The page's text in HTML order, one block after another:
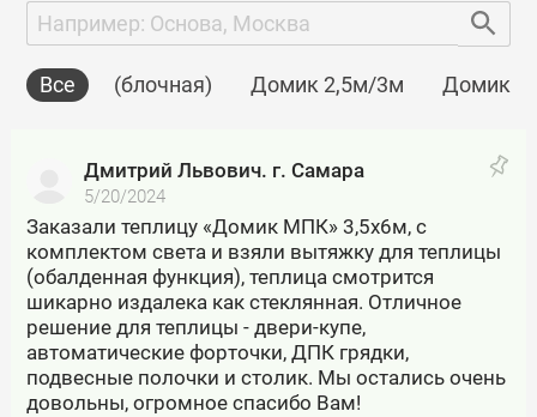
Все (блочная) Домик 2,5м/3м Домик
Дмитрий Львович. г. Самара
5/20/2024
Заказали теплицу «Домик МПК» 3,5х6м, с
комплектом света и взяли вытяжку для теплицы
(обалденная функция), теплица смотрится
шикарно издалека как стеклянная. Отличное
решение для теплицы - двери-купе,
автоматические форточки, ДПК грядки,
подвесные полочки и столик. Мы остались очень
довольны, огромное спасибо Вам!